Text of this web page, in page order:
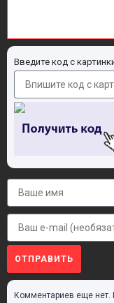
Введите код с
ОТПРАВИТЬ
Комментариев еще